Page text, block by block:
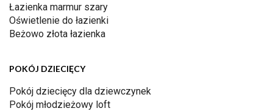
Łazienka marmur szary
Oświetlenie do łazienki
Beżowo złota łazienka
POKÓJ DZIECIĘCY
Pokój dziecięcy dla dziewczynek
Pokój młodzieżowy loft